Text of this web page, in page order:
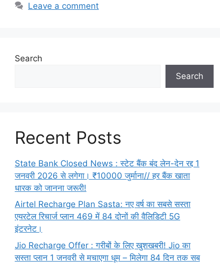
Leave a comment
Search
Search
Recent Posts
State Bank Closed News : स्टेट बैंक बंद लेन-देन रद्द 1
जनवरी 2026 से लगेगा। ₹10000 जुर्माना// हर बैंक खाता
धारक को जानना जरूरी!
Airtel Recharge Plan Sasta: नए वर्ष का सबसे सस्ता
एयरटेल रिचार्ज प्लान 469 में 84 दोनों की वैलिडिटी 5G
इंटरनेट।
Jio Recharge Offer : गरीबों के लिए खुशखबरी! Jio का
सस्ता प्लान 1 जनवरी से मचाएगा धूम – मिलेगा 84 दिन तक सब